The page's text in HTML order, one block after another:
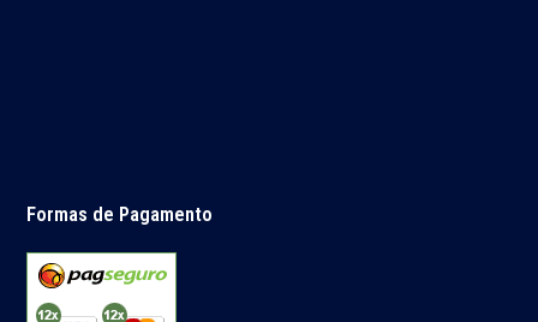
Formas de Pagamento